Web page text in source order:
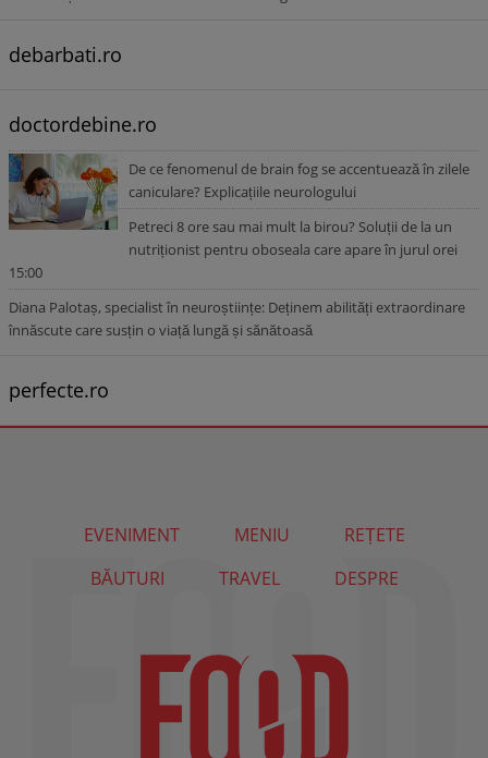
debarbati.ro
doctordebine.ro
De ce fenomenul de brain fog se accentuează în zilele
caniculare? Explicațiile neurologului
Petreci 8 ore sau mai mult la birou? Soluții de la un
nutriționist pentru oboseala care apare în jurul orei
15:00
Diana Palotaș, specialist în neuroștiințe: Deținem abilități extraordinare
înnăscute care susțin o viață lungă și sănătoasă
perfecte.ro
EVENIMENT MENIU
REȚETE
BĂUTURI
TRAVEL DESPRE